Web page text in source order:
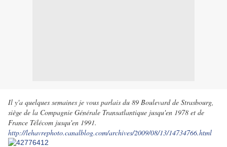
Il y'a quelques semaines je vous parlais du 89 Boulevard de Strasbourg,
siège de la Compagnie Générale Transatlantique jusqu'en 1978 et de
France Télécom jusqu'en 1991.
http://lehavrephoto.canalblog.com/archives/2009/08/13/14734766.html